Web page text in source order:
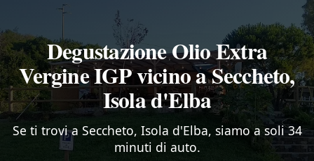
Degustazione Olio Extra
Vergine IGP vicino a Seccheto,
Isola d'Elba
Se ti trovi a Seccheto, Isola d'Elba, siamo a soli 34
minuti di auto.